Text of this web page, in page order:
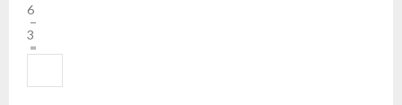
6
−
3
=